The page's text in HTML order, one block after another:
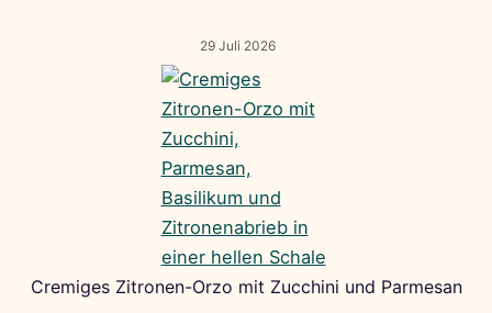
29 Juli 2026
Cremiges Zitronen-Orzo mit Zucchini und Parmesan